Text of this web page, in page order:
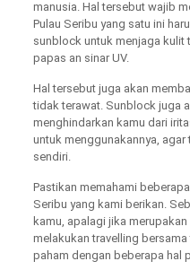
manusia. Hal tersebut wajib
Pulau Seribu yang satu ini
sunblock untuk menjaga kulit
papas an sinar UV.
Hal tersebut juga akan
tidak terawat. Sunblock juga
menghindarkan kamu dari
untuk menggunakannya,
sendiri.
Pastikan memahami
Seribu yang kami berikan.
kamu, apalagi jika
melakukan travelling
paham dengan beberapa hal